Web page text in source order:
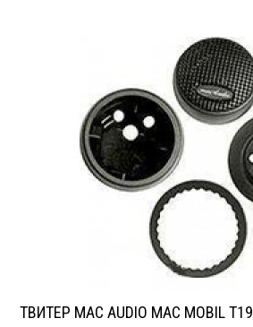
ТВИТЕР MAC AUDIO MAC MOBIL T19